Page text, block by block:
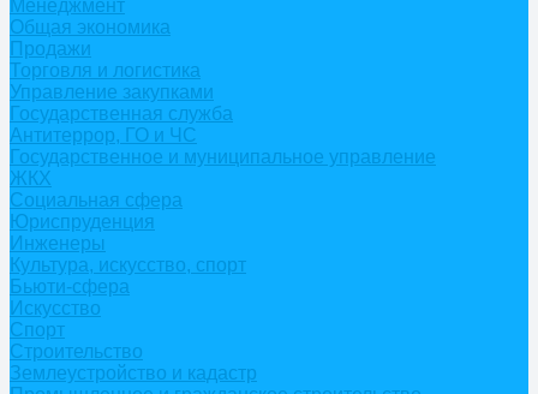
Менеджмент
Общая экономика
Продажи
Торговля и логистика
Управление закупками
Государственная служба
Антитеррор, ГО и ЧС
Государственное и муниципальное управление
ЖКХ
Социальная сфера
Юриспруденция
Инженеры
Культура, искусство, спорт
Бьюти-сфера
Искусство
Спорт
Строительство
Землеустройство и кадастр